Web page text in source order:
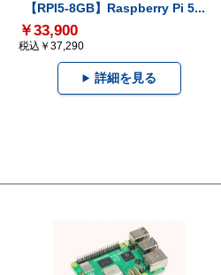
【RPI5-8GB】Raspberry Pi 5...
￥33,900
税込￥37,290
詳細を見る